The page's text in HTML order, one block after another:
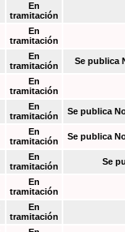
En
tramitación
En
tramitación
En
tramitación
Se publica
En
tramitación
En
tramitación
Se publica
En
tramitación
Se publica
En
tramitación
Se
En
tramitación
En
tramitación